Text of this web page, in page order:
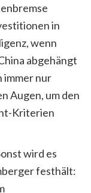
in
wenn
abgehängt
immer nur
Augen, um den
Kriterien
wird es
festhält: